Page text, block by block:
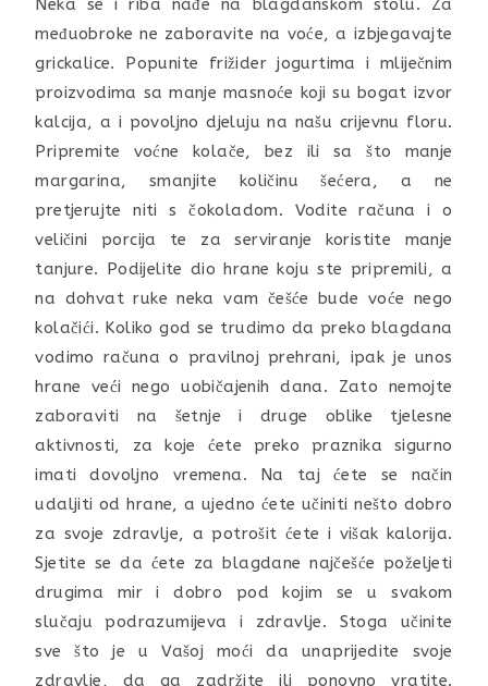
Neka se i riba nađe na blagdanskom stolu. Za
međuobroke ne zaboravite na voće, a izbjegavajte
grickalice. Popunite frižider jogurtima i mliječnim
proizvodima sa manje masnoće koji su bogat izvor
kalcija, a i povoljno djeluju na našu crijevnu floru.
Pripremite voćne kolače, bez ili sa što manje
margarina, smanjite količinu šećera, a ne
pretjerujte niti s čokoladom. Vodite računa i o
veličini porcija te za serviranje koristite manje
tanjure. Podijelite dio hrane koju ste pripremili, a
na dohvat ruke neka vam češće bude voće nego
kolačići. Koliko god se trudimo da preko blagdana
vodimo računa o pravilnoj prehrani, ipak je unos
hrane veći nego uobičajenih dana. Zato nemojte
zaboraviti na šetnje i druge oblike tjelesne
aktivnosti, za koje ćete preko praznika sigurno
imati dovoljno vremena. Na taj ćete se način
udaljiti od hrane, a ujedno ćete učiniti nešto dobro
za svoje zdravlje, a potrošit ćete i višak kalorija.
Sjetite se da ćete za blagdane najčešće poželjeti
drugima mir i dobro pod kojim se u svakom
slučaju podrazumijeva i zdravlje. Stoga učinite
sve što je u Vašoj moći da unaprijedite svoje
zdravlje, da ga zadržite ili ponovno vratite.